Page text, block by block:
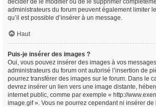
décider de le modifier ou de le supprimer
administrateurs du forum peuvent également limiter
qu’il est possible d’insérer à un message.
Haut
Puis-je insérer des images ?
Oui, vous pouvez insérer des images à vos
administrateurs du forum ont autorisé l’insertion de
pourrez transférer des images sur le forum. Dans le
devrez insérer un lien vers une image distante,
internet public, comme par exemple « http://
image.gif ». Vous ne pourrez cependant ni insérer